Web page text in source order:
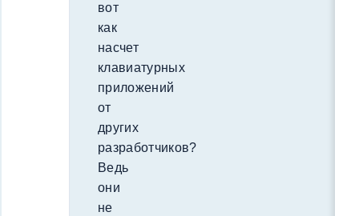
вот
как
насчет
клавиатурных
приложений
от
других
разработчиков?
Ведь
они
не